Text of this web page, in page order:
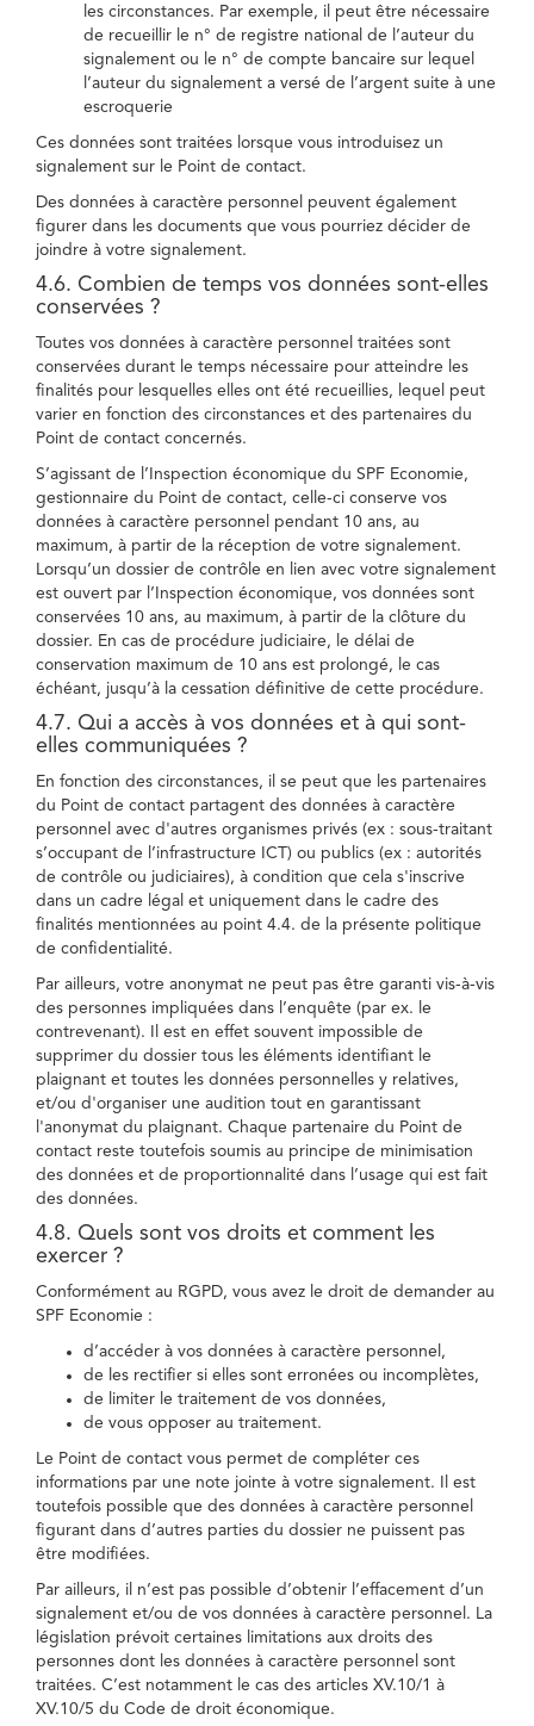
les circonstances. Par exemple, il peut être nécessaire
de recueillir le n° de registre national de l’auteur du
signalement ou le n° de compte bancaire sur lequel
l’auteur du signalement a versé de l’argent suite à une
escroquerie
Ces données sont traitées lorsque vous introduisez un
signalement sur le Point de contact.
Des données à caractère personnel peuvent également
figurer dans les documents que vous pourriez décider de
joindre à votre signalement.
4.6. Combien de temps vos données sont-elles
conservées ?
Toutes vos données à caractère personnel traitées sont
conservées durant le temps nécessaire pour atteindre les
finalités pour lesquelles elles ont été recueillies, lequel peut
varier en fonction des circonstances et des partenaires du
Point de contact concernés.
S’agissant de l’Inspection économique du SPF Economie,
gestionnaire du Point de contact, celle-ci conserve vos
données à caractère personnel pendant 10 ans, au
maximum, à partir de la réception de votre signalement.
Lorsqu’un dossier de contrôle en lien avec votre signalement
est ouvert par l’Inspection économique, vos données sont
conservées 10 ans, au maximum, à partir de la clôture du
dossier. En cas de procédure judiciaire, le délai de
conservation maximum de 10 ans est prolongé, le cas
échéant, jusqu’à la cessation définitive de cette procédure.
4.7. Qui a accès à vos données et à qui sont-
elles communiquées ?
En fonction des circonstances, il se peut que les partenaires
du Point de contact partagent des données à caractère
personnel avec d'autres organismes privés (ex : sous-traitant
s’occupant de l’infrastructure ICT) ou publics (ex : autorités
de contrôle ou judiciaires), à condition que cela s'inscrive
dans un cadre légal et uniquement dans le cadre des
finalités mentionnées au point 4.4. de la présente politique
de confidentialité.
Par ailleurs, votre anonymat ne peut pas être garanti vis-à-vis
des personnes impliquées dans l’enquête (par ex. le
contrevenant). Il est en effet souvent impossible de
supprimer du dossier tous les éléments identifiant le
plaignant et toutes les données personnelles y relatives,
et/ou d'organiser une audition tout en garantissant
l'anonymat du plaignant. Chaque partenaire du Point de
contact reste toutefois soumis au principe de minimisation
des données et de proportionnalité dans l’usage qui est fait
des données.
4.8. Quels sont vos droits et comment les
exercer ?
Conformément au RGPD, vous avez le droit de demander au
SPF Economie :
d’accéder à vos données à caractère personnel,
de les rectifier si elles sont erronées ou incomplètes,
de limiter le traitement de vos données,
de vous opposer au traitement.
Le Point de contact vous permet de compléter ces
informations par une note jointe à votre signalement. Il est
toutefois possible que des données à caractère personnel
figurant dans d’autres parties du dossier ne puissent pas
être modifiées.
Par ailleurs, il n’est pas possible d’obtenir l’effacement d’un
signalement et/ou de vos données à caractère personnel. La
législation prévoit certaines limitations aux droits des
personnes dont les données à caractère personnel sont
traitées. C’est notamment le cas des articles XV.10/1 à
XV.10/5 du Code de droit économique.